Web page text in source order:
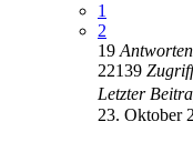
1
2
19 Antworten
22139
Letzter
23. Oktober